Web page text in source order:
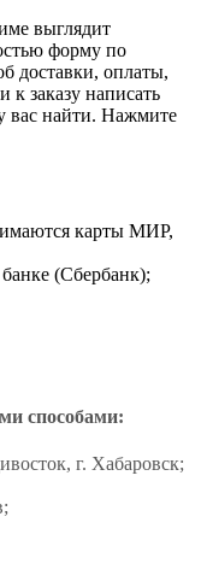
выглядит
форму по
доставки, оплаты,
к заказу написать
вас найти. Нажмите
карты МИР,
(Сбербанк);
способами:
г. Хабаровск;